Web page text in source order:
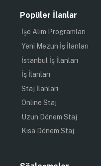
Popüler İlanlar
İşe Alım Programları
Yeni Mezun İş İlanları
İstanbul İş İlanları
İş İlanları
Staj İlanları
Online Staj
Uzun Dönem Staj
Kısa Dönem Staj